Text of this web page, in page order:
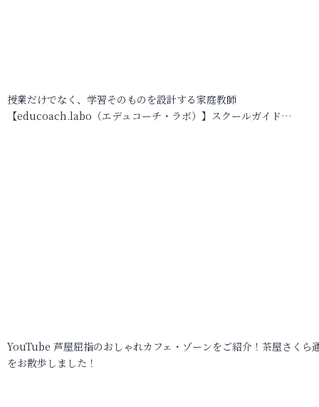
授業だけでなく、学習そのものを設計する家庭教師
【educoach.labo（エデュコーチ・ラボ）】スクールガイド…
YouTube 芦屋屈指のおしゃれカフェ・ゾーンをご紹介！茶屋さくら
をお散歩しました！